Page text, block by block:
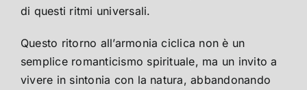
di questi ritmi universali.
Questo ritorno all’armonia ciclica non è un
semplice romanticismo spirituale, ma un invito a
vivere in sintonia con la natura, abbandonando